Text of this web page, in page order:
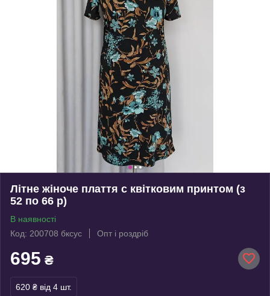
Літне жіноче плаття с квітковим принтом (з
52 по 66 р)
В наявності
Код: 200708 бксус
Опт і роздріб
695 ₴
620 ₴ від 4 шт.